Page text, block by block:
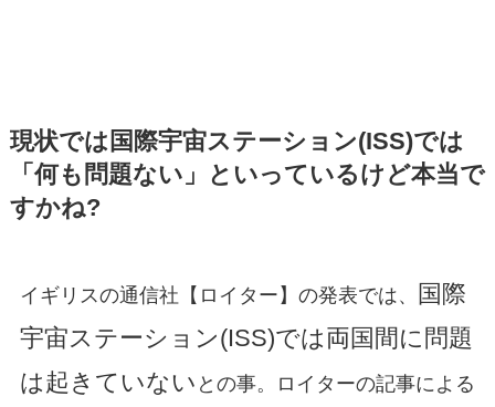
現状では国際宇宙ステーション(ISS)では
「何も問題ない」といっているけど本当で
すかね?
イギリスの通信社【ロイター】の発表では、
国際
宇宙ステーション(ISS)では両国間に問題
は起きていない との事。ロイターの記事による